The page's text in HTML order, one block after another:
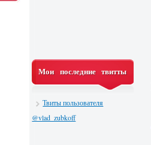
Мои последние твитты
Твиты пользователя
@vlad_zubkoff